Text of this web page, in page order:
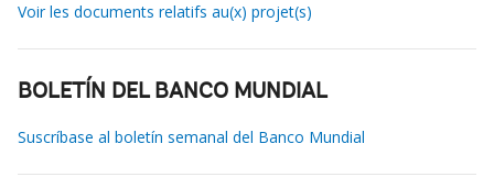
Voir les documents relatifs au(x) projet(s)
BOLETÍN DEL BANCO MUNDIAL
Suscríbase al boletín semanal del Banco Mundial